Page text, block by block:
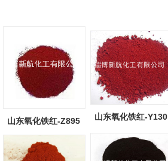
山东氧化铁红-Z895 山东氧化铁红-Y130